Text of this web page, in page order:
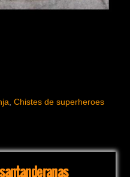
, Chistes de superheroes